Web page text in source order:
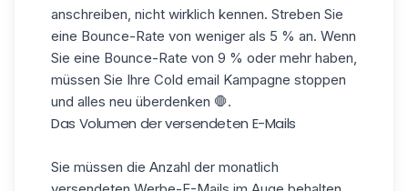
anschreiben, nicht wirklich kennen. Streben Sie
eine Bounce-Rate von weniger als 5 % an. Wenn
Sie eine Bounce-Rate von 9 % oder mehr haben,
müssen Sie Ihre Cold email Kampagne stoppen
und alles neu überdenken 🛑.
Das Volumen der versendeten E-Mails
Sie müssen die Anzahl der monatlich